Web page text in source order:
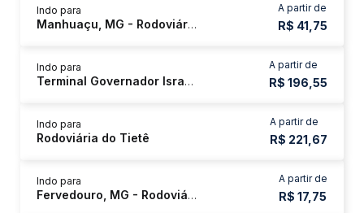
A partir de
R$ 41,75
Indo para
Manhuaçu, MG - Rodoviária
A partir de
R$ 196,55
Indo para
Terminal Governador Israel Pinheiro - Tergip
A partir de
R$ 221,67
Indo para
Rodoviária do Tietê
A partir de
R$ 17,75
Indo para
Fervedouro, MG - Rodoviária